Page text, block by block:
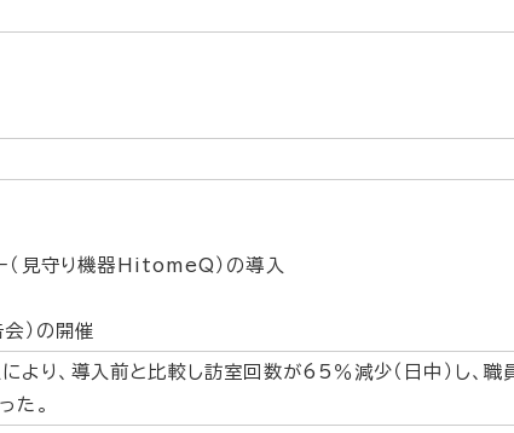
（見守り機器HitomeQ）の導入
）の開催
より、導入前と比較し訪室回数が65％減少（日中）し、職
た。